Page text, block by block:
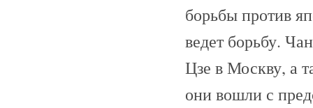
борьбы против
ведет борьбу.
Цзе в Москву, а
они вошли с